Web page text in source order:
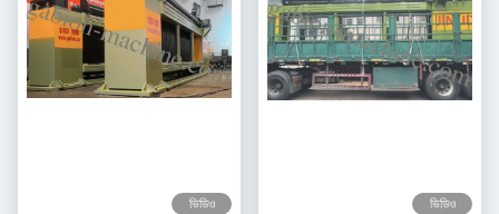
ভিডিও ভিডিও